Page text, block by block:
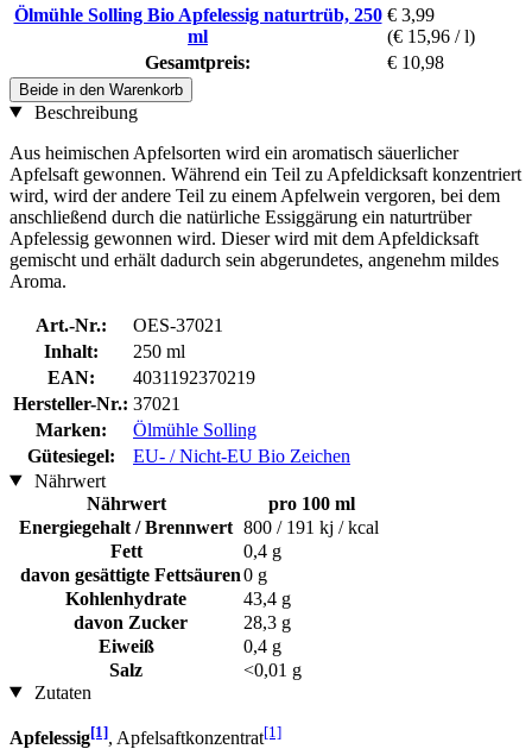
Ölmühle Solling Bio Apfelessig naturtrüb, 250
ml
€ 3,99
(€ 15,96 / l)
Gesamtpreis:
€ 10,98
Beide in den Warenkorb
Beschreibung
Aus heimischen Apfelsorten wird ein aromatisch säuerlicher
Apfelsaft gewonnen. Während ein Teil zu Apfeldicksaft konzentriert
wird, wird der andere Teil zu einem Apfelwein vergoren, bei dem
anschließend durch die natürliche Essiggärung ein naturtrüber
Apfelessig gewonnen wird. Dieser wird mit dem Apfeldicksaft
gemischt und erhält dadurch sein abgerundetes, angenehm mildes
Aroma.
Art.-Nr.:
OES-37021
Inhalt:
250 ml
EAN:
4031192370219
Hersteller-Nr.: 37021
Marken:
Ölmühle Solling
Gütesiegel:
EU- / Nicht-EU Bio Zeichen
Nährwert
Nährwert
pro 100 ml
Energiegehalt / Brennwert 800 / 191 kj / kcal
Fett
0,4 g
davon gesättigte Fettsäuren0 g
Kohlenhydrate
43,4 g
davon Zucker
28,3 g
Eiweiß
0,4 g
Salz
<0,01 g
Zutaten
Apfelessig[1], Apfelsaftkonzentrat[1]